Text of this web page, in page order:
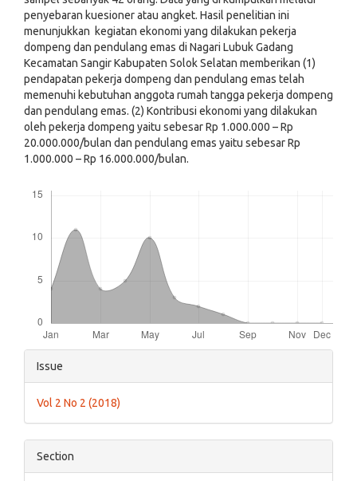
penyebaran kuesioner atau angket. Hasil penelitian ini
menunjukkan kegiatan ekonomi yang dilakukan pekerja
dompeng dan pendulang emas di Nagari Lubuk Gadang
Kecamatan Sangir Kabupaten Solok Selatan memberikan (1)
pendapatan pekerja dompeng dan pendulang emas telah
memenuhi kebutuhan anggota rumah tangga pekerja dompeng
dan pendulang emas. (2) Kontribusi ekonomi yang dilakukan
oleh pekerja dompeng yaitu sebesar Rp 1.000.000 – Rp
20.000.000/bulan dan pendulang emas yaitu sebesar Rp
1.000.000 – Rp 16.000.000/bulan.
Article
Details
Issue
Vol 2 No 2 (2018)
Section